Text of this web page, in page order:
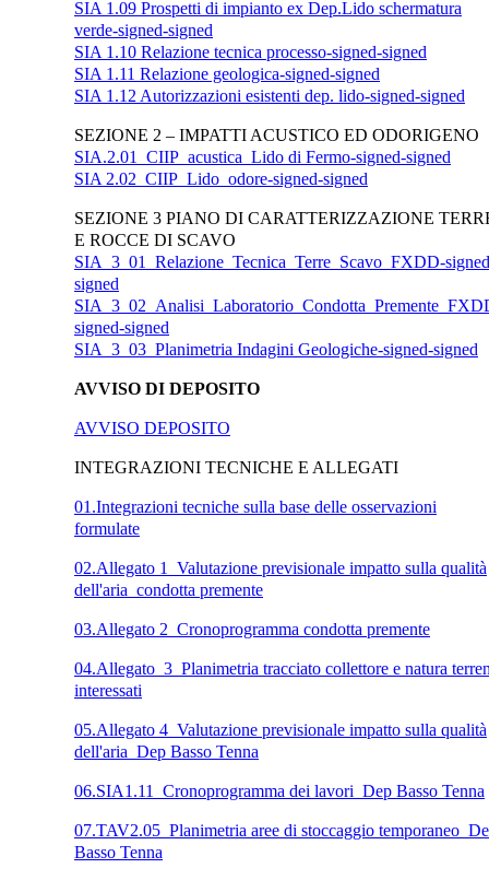
SIA 1.09 Prospetti di impianto ex Dep.Lido schermatura
verde-signed-signed
SIA 1.10 Relazione tecnica processo-signed-signed
SIA 1.11 Relazione geologica-signed-signed
SIA 1.12 Autorizzazioni esistenti dep. lido-signed-signed
SEZIONE 2 – IMPATTI ACUSTICO ED ODORIGENO
SIA.2.01_CIIP_acustica_Lido di Fermo-signed-signed
SIA 2.02_CIIP_Lido_odore-signed-signed
SEZIONE 3 PIANO DI CARATTERIZZAZIONE
E ROCCE DI SCAVO
SIA_3_01_Relazione_Tecnica_Terre_Scavo_FXDD-
signed
signed-signed
SIA_3_03_Planimetria Indagini Geologiche-signed-signed
AVVISO DI DEPOSITO
AVVISO DEPOSITO
INTEGRAZIONI TECNICHE E ALLEGATI
01.Integrazioni tecniche sulla base delle osservazioni
formulate
02.Allegato 1_Valutazione previsionale impatto sulla qualità
dell'aria_condotta premente
03.Allegato 2_Cronoprogramma condotta premente
04.Allegato_3_Planimetria tracciato collettore e natura
interessati
05.Allegato 4_Valutazione previsionale impatto sulla qualità
dell'aria_Dep Basso Tenna
06.SIA1.11_Cronoprogramma dei lavori_Dep Basso Tenna
07.TAV2.05_Planimetria aree di stoccaggio
Basso Tenna